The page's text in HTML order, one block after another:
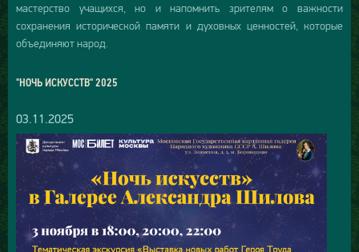
мастерство учащихся, но и напомнить зрителям о важности
сохранения исторической памяти и духовных ценностей, которые
объединяют народ.
"НОЧЬ ИСКУССТВ" 2025
03.11.2025